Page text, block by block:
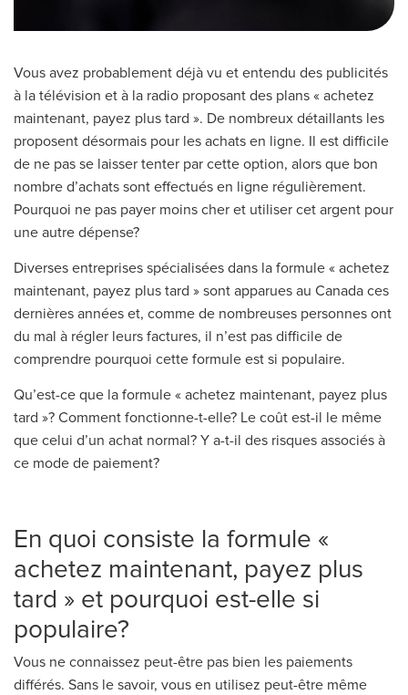
Vous avez probablement déjà vu et entendu des publicités
à la télévision et à la radio proposant des plans « achetez
maintenant, payez plus tard ». De nombreux détaillants les
proposent désormais pour les achats en ligne. Il est difficile
de ne pas se laisser tenter par cette option, alors que bon
nombre d’achats sont effectués en ligne régulièrement.
Pourquoi ne pas payer moins cher et utiliser cet argent pour
une autre dépense?
Diverses entreprises spécialisées dans la formule « achetez
maintenant, payez plus tard » sont apparues au Canada ces
dernières années et, comme de nombreuses personnes ont
du mal à régler leurs factures, il n’est pas difficile de
comprendre pourquoi cette formule est si populaire.
Qu’est-ce que la formule « achetez maintenant, payez plus
tard »? Comment fonctionne-t-elle? Le coût est-il le même
que celui d’un achat normal? Y a-t-il des risques associés à
ce mode de paiement?
En quoi consiste la formule «
achetez maintenant, payez plus
tard » et pourquoi est-elle si
populaire?
Vous ne connaissez peut-être pas bien les paiements
différés. Sans le savoir, vous en utilisez peut-être même